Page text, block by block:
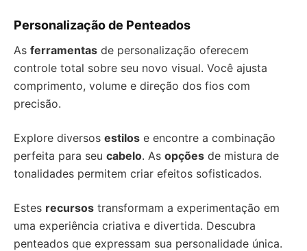
Personalização de Penteados
As ferramentas de personalização oferecem
controle total sobre seu novo visual. Você ajusta
comprimento, volume e direção dos fios com
precisão.
Explore diversos estilos e encontre a combinação
perfeita para seu cabelo. As opções de mistura de
tonalidades permitem criar efeitos sofisticados.
Estes recursos transformam a experimentação em
uma experiência criativa e divertida. Descubra
penteados que expressam sua personalidade única.